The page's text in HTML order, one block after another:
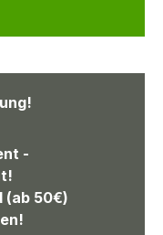
-
(ab 50€)